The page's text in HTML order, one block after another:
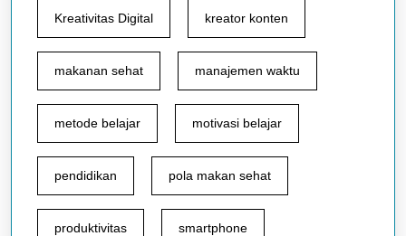
Kreativitas Digital kreator konten
makanan sehat manajemen waktu
metode belajar motivasi belajar
pendidikan pola makan sehat
produktivitas smartphone